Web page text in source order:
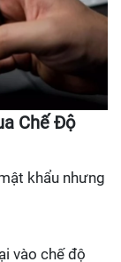
Chế Độ
khẩu nhưng
vào chế độ